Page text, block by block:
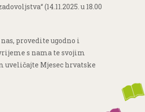
(14.11.2025. u 18.00
provedite ugodno i
s nama te svojim
uveličajte Mjesec hrvatske